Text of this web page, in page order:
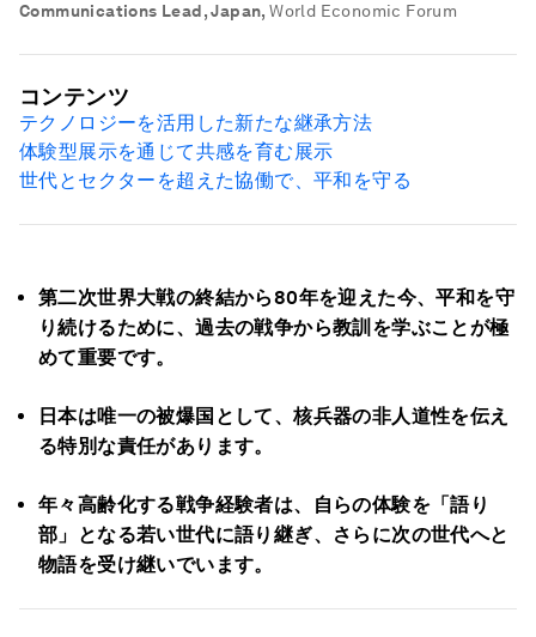
Communications Lead, Japan, World Economic Forum
第二次世界大戦の終結から80年を迎えた今、平和を守
り続けるために、過去の戦争から教訓を学ぶことが極
めて重要です。
日本は唯一の被爆国として、核兵器の非人道性を伝え
る特別な責任があります。
年々高齢化する戦争経験者は、自らの体験を「語り
部」となる若い世代に語り継ぎ、さらに次の世代へと
物語を受け継いでいます。
コンテンツ
テクノロジーを活用した新たな継承方法
体験型展示を通じて共感を育む展示
世代とセクターを超えた協働で、平和を守る